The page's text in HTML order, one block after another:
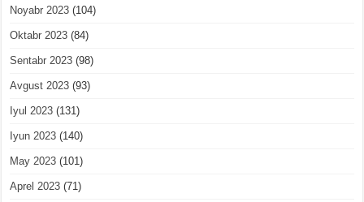
Noyabr 2023 (104)
Oktabr 2023 (84)
Sentabr 2023 (98)
Avgust 2023 (93)
Iyul 2023 (131)
Iyun 2023 (140)
May 2023 (101)
Aprel 2023 (71)